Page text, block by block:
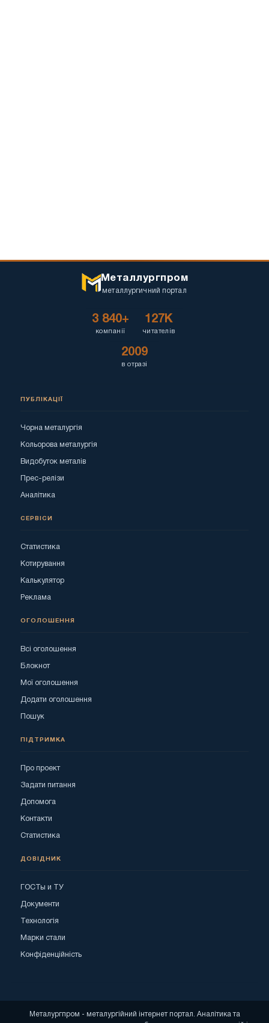
Металлургпром
металлургичний портал
3 840+
компанії
127K
читателів
2009
в отразі
ПУБЛІКАЦІЇ
Чорна металургія
Кольорова металургія
Видобуток металів
Прес-релізи
Аналітика
СЕРВІСИ
Статистика
Котирування
Калькулятор
Реклама
ОГОЛОШЕННЯ
Всі оголошення
Блокнот
Мої оголошення
Додати оголошення
Пошук
ПІДТРИМКА
Про проект
Задати питання
Допомога
Контакти
Статистика
ДОВІДНИК
ГОСТы и ТУ
Документи
Технологія
Марки стали
Конфіденційність
Металургпром - металургійний інтернет портал. Аналітика та